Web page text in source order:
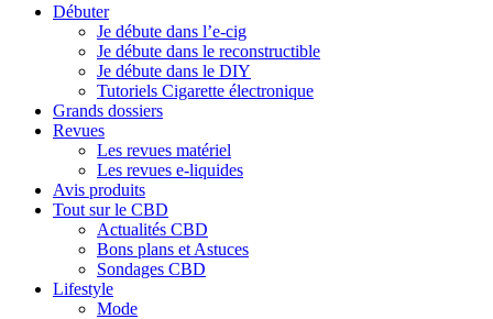
Débuter
Je débute dans l’e-cig
Je débute dans le reconstructible
Je débute dans le DIY
Tutoriels Cigarette électronique
Grands dossiers
Revues
Les revues matériel
Les revues e-liquides
Avis produits
Tout sur le CBD
Actualités CBD
Bons plans et Astuces
Sondages CBD
Lifestyle
Mode